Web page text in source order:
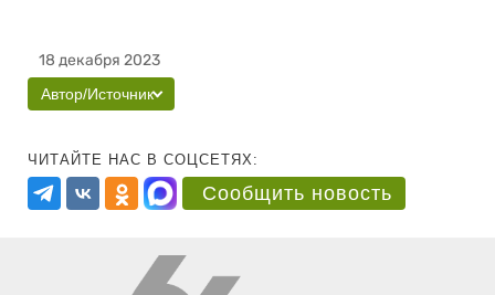
18 декабря 2023
Автор/Источник
ЧИТАЙТЕ НАС В СОЦСЕТЯХ:
Сообщить новость